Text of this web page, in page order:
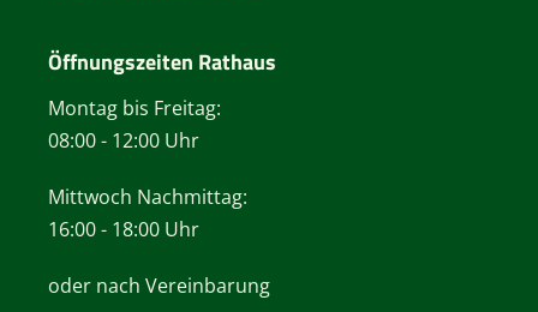
Öffnungszeiten Rathaus
Montag bis Freitag:
08:00 - 12:00 Uhr
Mittwoch Nachmittag:
16:00 - 18:00 Uhr
oder nach Vereinbarung